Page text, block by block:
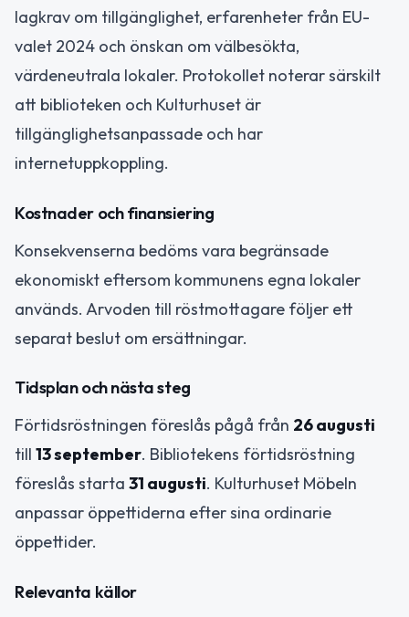
lagkrav om tillgänglighet, erfarenheter från EU-
valet 2024 och önskan om välbesökta,
värdeneutrala lokaler. Protokollet noterar särskilt
att biblioteken och Kulturhuset är
tillgänglighetsanpassade och har
internetuppkoppling.
Kostnader och finansiering
Konsekvenserna bedöms vara begränsade
ekonomiskt eftersom kommunens egna lokaler
används. Arvoden till röstmottagare följer ett
separat beslut om ersättningar.
Tidsplan och nästa steg
Förtidsröstningen föreslås pågå från 26 augusti
till 13 september. Bibliotekens förtidsröstning
föreslås starta 31 augusti. Kulturhuset Möbeln
anpassar öppettiderna efter sina ordinarie
öppettider.
Relevanta källor